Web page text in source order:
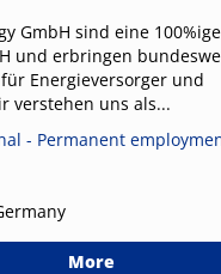
GmbH sind eine
und erbringen
Energieversorger und
verstehen uns als...
- Permanent
More